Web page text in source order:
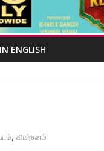
IN ENGLISH
, விமர்சனம்